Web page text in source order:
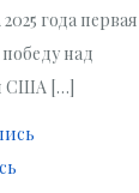
года первая
над
США […]